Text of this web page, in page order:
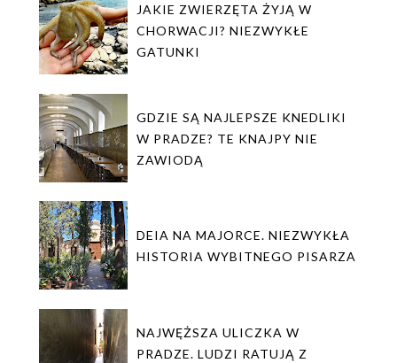
JAKIE ZWIERZĘTA ŻYJĄ W
CHORWACJI? NIEZWYKŁE
GATUNKI
GDZIE SĄ NAJLEPSZE KNEDLIKI
W PRADZE? TE KNAJPY NIE
ZAWIODĄ
DEIA NA MAJORCE. NIEZWYKŁA
HISTORIA WYBITNEGO PISARZA
NAJWĘŻSZA ULICZKA W
PRADZE. LUDZI RATUJĄ Z